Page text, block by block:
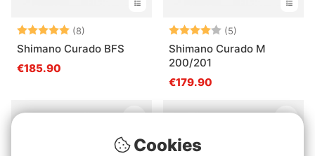
Bewertung:(8)
5.0 von 5 Sternen
Shimano Curado BFS
€185.90
Bewertung:(5)
Shimano Curado M
200/201
€179.90
Cookies